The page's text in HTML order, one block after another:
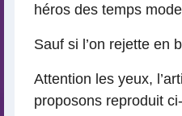
héros des temps
Sauf si l’on rejette en
Attention les yeux,
proposons reproduit